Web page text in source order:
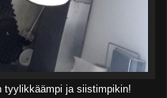
tyylikkäämpi ja siistimpikin!